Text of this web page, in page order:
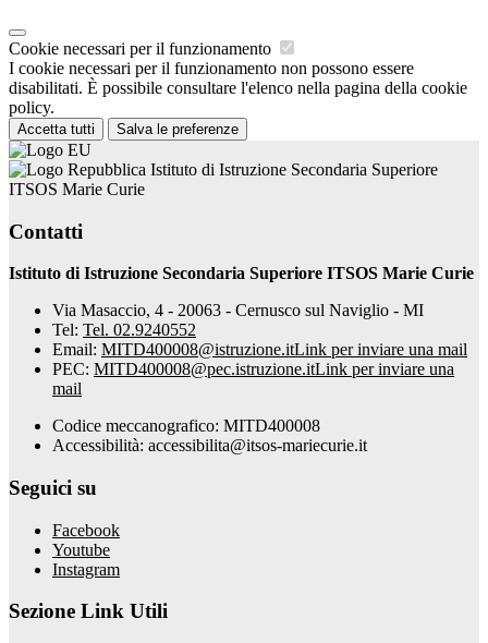
Cookie necessari per il funzionamento
I cookie necessari per il funzionamento non possono essere
disabilitati. È possibile consultare l'elenco nella pagina della cookie
policy.
Accetta tutti Salva le preferenze
Istituto di Istruzione Secondaria Superiore
ITSOS Marie Curie
Contatti
Istituto di Istruzione Secondaria Superiore ITSOS Marie Curie
Via Masaccio, 4 - 20063 - Cernusco sul Naviglio - MI
Tel: Tel. 02.9240552
Email: MITD400008@istruzione.itLink per inviare una mail
PEC: MITD400008@pec.istruzione.itLink per inviare una
mail
Codice meccanografico: MITD400008
Accessibilità: accessibilita@itsos-mariecurie.it
Seguici su
Facebook
Youtube
Instagram
Sezione Link Utili